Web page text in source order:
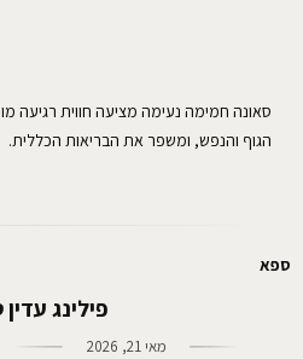
סאונה חמימה נעימה מציעה חווית
הגוף והנפש, ומשפר את הבריאות הכללית.
ספא
פילינג
מאי 21, 2026